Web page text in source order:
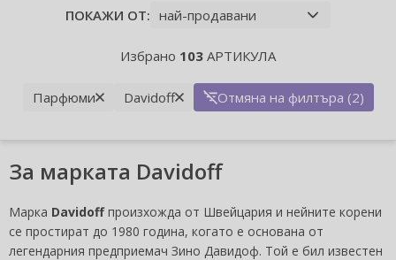
ПОКАЖИ ОТ:
Избрано 103 АРТИКУЛА
Парфюми Davidoff Отмяна на филтъра (2)
За марката Davidoff
Марка Davidoffпроизхожда от Швейцария и нейните корени
се простират до 1980 година, когато е основана от
легендарния предприемач Зино Давидоф. Той е бил известен